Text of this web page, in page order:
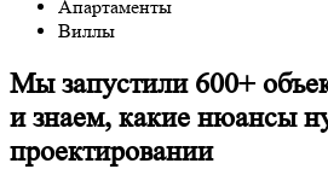
Апартаменты
Виллы
Мы запустили 600+
и знаем, какие нюансы
проектировании